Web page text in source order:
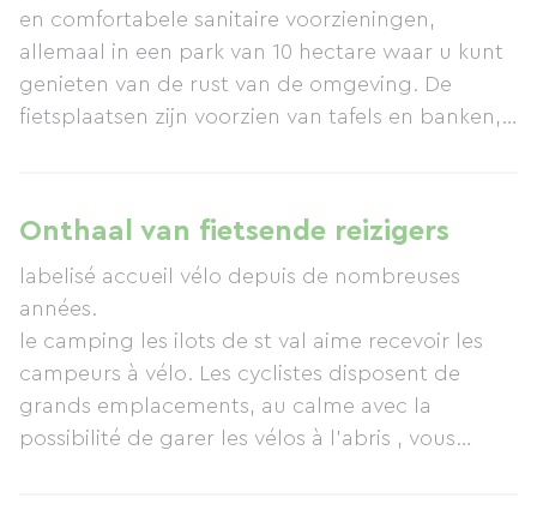
en comfortabele sanitaire voorzieningen,
allemaal in een park van 10 hectare waar u kunt
genieten van de rust van de omgeving. De
fietsplaatsen zijn voorzien van tafels en banken,
zien. Op de camping kunt u gebak,
ontbijtmanden of lunches bestellen. Een
beveiligde fietsenstalling is op aanvraag
beschikbaar. Zodra u uw route heeft gepland,
kunt u telefonisch of online reserveren via onze
website: www.campinglesilotsdestval.com
Onthaal van fietsende reizigers
labelisé accueil vélo depuis de nombreuses
années.
le camping les ilots de st val aime recevoir les
campeurs à vélo. Les cyclistes disposent de
grands emplacements, au calme avec la
possibilité de garer les vélos à l'abris , vous